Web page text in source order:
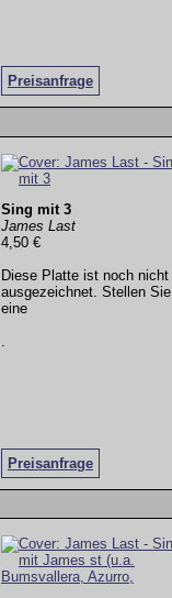
Preisanfrage
Sing mit 3
James Last
4,50 €
Diese Platte ist noch nicht
ausgezeichnet. Stellen Sie
eine
Preisanfrage